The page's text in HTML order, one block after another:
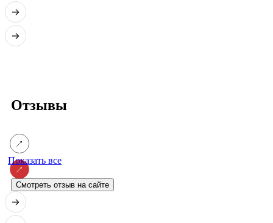
Отзывы
Показать все
Смотреть отзыв на сайте